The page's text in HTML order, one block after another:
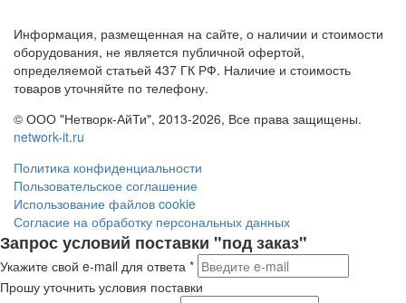
Информация, размещенная на сайте, о наличии и стоимости
оборудования, не является публичной офертой,
определяемой статьей 437 ГК РФ. Наличие и стоимость
товаров уточняйте по телефону.
© ООО "Нетворк-АйТи", 2013-2026, Все права защищены.
network-it.ru
Политика конфиденциальности
Пользовательское соглашение
Использование файлов cookie
Согласие на обработку персональных данных
Запрос условий поставки "под заказ"
Укажите свой e-mail для ответа *
Прошу уточнить условия поставки